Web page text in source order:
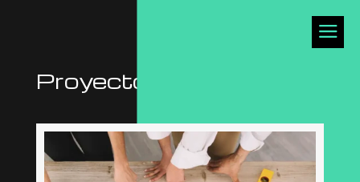
a
Proyectos